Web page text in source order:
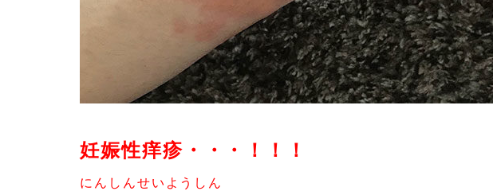
妊娠性痒疹・・・！！！
にんしんせいようしん